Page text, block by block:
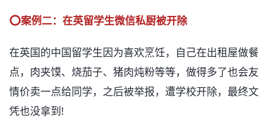
⭕案例二：在英留学生微信私厨被开除
在英国的中国留学生因为喜欢烹饪，自己在出租屋做餐
点，肉夹馍、烧茄子、猪肉炖粉等等，做得多了也会友
情价卖一点给同学，之后被举报，遭学校开除，最终文
凭也没拿到!